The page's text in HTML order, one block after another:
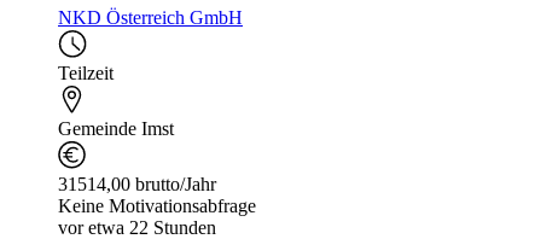
NKD Österreich GmbH
Teilzeit
Gemeinde Imst
31514,00 brutto/Jahr
Keine Motivationsabfrage
vor etwa 22 Stunden